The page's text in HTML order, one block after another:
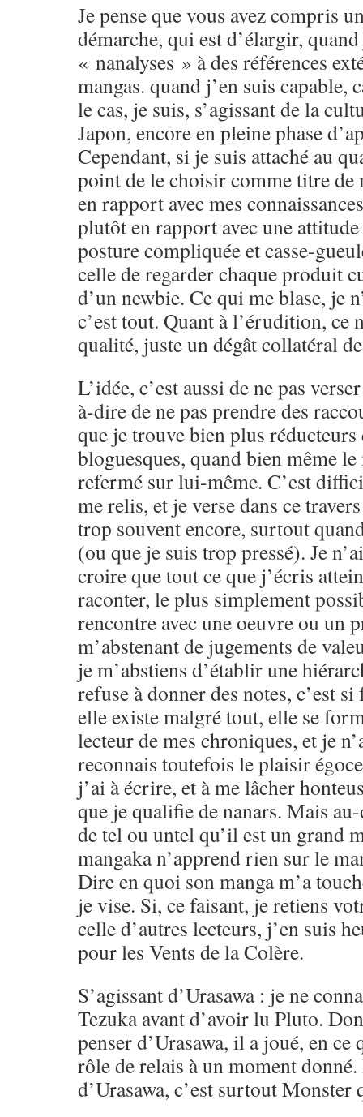
Je pense que vous avez compris
démarche, qui est d’élargir,
« nanalyses » à des références
mangas. quand j’en suis capable,
le cas, je suis, s’agissant de la
Japon, encore en pleine phase
Cependant, si je suis attaché au
point de le choisir comme titre de
en rapport avec mes
plutôt en rapport avec une
posture compliquée et casse-
celle de regarder chaque produit
d’un newbie. Ce qui me blase, je
c’est tout. Quant à l’érudition, ce
qualité, juste un dégât collatéral
L’idée, c’est aussi de ne pas
à-dire de ne pas prendre des
que je trouve bien plus réducteurs
bloguesques, quand bien même
refermé sur lui-même. C’est
me relis, et je verse dans ce
trop souvent encore, surtout
(ou que je suis trop pressé). Je
croire que tout ce que j’écris
raconter, le plus simplement
rencontre avec une oeuvre ou un
m’abstenant de jugements de
je m’abstiens d’établir une
refuse à donner des notes, c’est
elle existe malgré tout, elle se
lecteur de mes chroniques, et je
reconnais toutefois le plaisir
j’ai à écrire, et à me lâcher
que je qualifie de nanars. Mais
de tel ou untel qu’il est un grand
mangaka n’apprend rien sur le
Dire en quoi son manga m’a
je vise. Si, ce faisant, je retiens
celle d’autres lecteurs, j’en suis
pour les Vents de la Colère.
S’agissant d’Urasawa : je ne
Tezuka avant d’avoir lu Pluto.
penser d’Urasawa, il a joué, en
rôle de relais à un moment
d’Urasawa, c’est surtout Monster